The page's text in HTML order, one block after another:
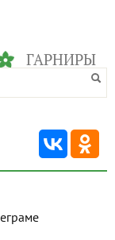
ГАРНИРЫ
нас в телеграме